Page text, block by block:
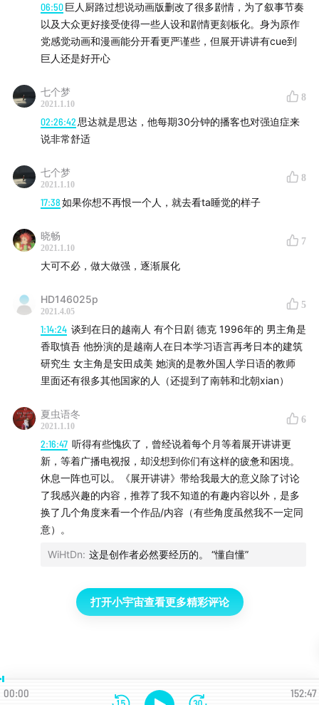
06:50巨人厨路过想说动画版删改了很多剧情，为了叙事节奏
以及大众更好接受使得一些人设和剧情更刻板化。身为原作
党感觉动画和漫画能分开看更严谨些，但展开讲讲有cue到
巨人还是好开心
七个梦
2021.1.10
8
02:26:42 思达就是思达，他每期30分钟的播客也对强迫症来
说非常舒适
七个梦
2021.1.10
8
17:38如果你想不再恨一个人，就去看ta睡觉的样子
晓畅
2021.1.10
7
大可不必，做大做强，逐渐展化
HD146025p
2021.4.05
5
1:14:24 谈到在日的越南人 有个日剧 德克 1996年的 男主角是
香取慎吾 他扮演的是越南人在日本学习语言再考日本的建筑
研究生 女主角是安田成美 她演的是教外国人学日语的教师
里面还有很多其他国家的人（还提到了南韩和北朝xian）
夏虫语冬
2021.1.10
6
2:16:47 听得有些愧疚了，曾经说着每个月等着展开讲讲更
新，等着广播电视报，却没想到你们有这样的疲惫和困境。
休息一阵也可以。《展开讲讲》带给我最大的意义除了讨论
了我感兴趣的内容，推荐了我不知道的有趣内容以外，是多
换了几个角度来看一个作品/内容（有些角度虽然我不一定同
意）。
WiHtDn: 这是创作者必然要经历的。 “懂自懂”
打开小宇宙查看更多精彩评论
00:00 152:47